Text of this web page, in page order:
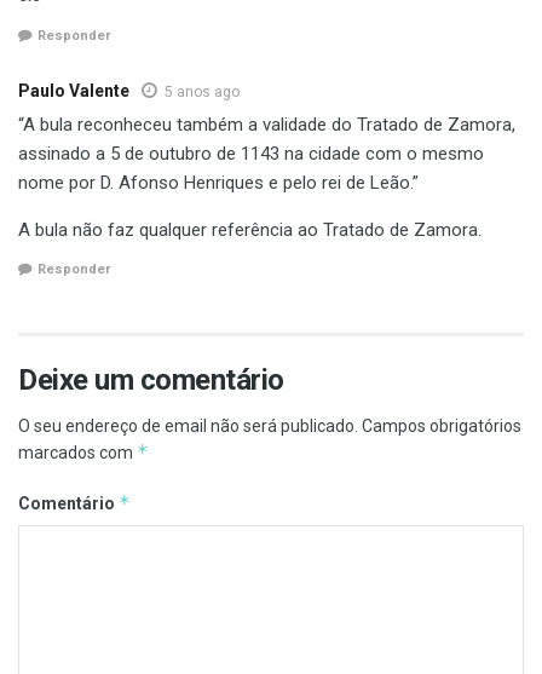
Responder
Paulo Valente 5 anos ago
“A bula reconheceu também a validade do Tratado de Zamora,
assinado a 5 de outubro de 1143 na cidade com o mesmo
nome por D. Afonso Henriques e pelo rei de Leão.”
A bula não faz qualquer referência ao Tratado de Zamora.
Responder
Deixe um comentário
O seu endereço de email não será publicado. Campos obrigatórios
marcados com *
Comentário *